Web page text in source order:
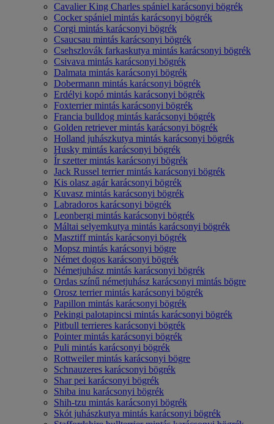
Cavalier King Charles spániel karácsonyi bögrék
Cocker spániel mintás karácsonyi bögrék
Corgi mintás karácsonyi bögrék
Csaucsau mintás karácsonyi bögrék
Csehszlovák farkaskutya mintás karácsonyi bögrék
Csivava mintás karácsonyi bögrék
Dalmata mintás karácsonyi bögrék
Dobermann mintás karácsonyi bögrék
Erdélyi kopó mintás karácsonyi bögrék
Foxterrier mintás karácsonyi bögrék
Francia bulldog mintás karácsonyi bögrék
Golden retriever mintás karácsonyi bögrék
Holland juhászkutya mintás karácsonyi bögrék
Husky mintás karácsonyi bögrék
Ír szetter mintás karácsonyi bögrék
Jack Russel terrier mintás karácsonyi bögrék
Kis olasz agár karácsonyi bögrék
Kuvasz mintás karácsonyi bögrék
Labradoros karácsonyi bögrék
Leonbergi mintás karácsonyi bögrék
Máltai selyemkutya mintás karácsonyi bögrék
Masztiff mintás karácsonyi bögrék
Mopsz mintás karácsonyi bögre
Német dogos karácsonyi bögrék
Németjuhász mintás karácsonyi bögrék
Ordas színű németjuhász karácsonyi mintás bögre
Orosz terrier mintás karácsonyi bögrék
Papillon mintás karácsonyi bögrék
Pekingi palotapincsi mintás karácsonyi bögrék
Pitbull terrieres karácsonyi bögrék
Pointer mintás karácsonyi bögrék
Puli mintás karácsonyi bögrék
Rottweiler mintás karácsonyi bögre
Schnauzeres karácsonyi bögrék
Shar pei karácsonyi bögrék
Shiba inu karácsonyi bögrék
Shih-tzu mintás karácsonyi bögrék
Skót juhászkutya mintás karácsonyi bögrék